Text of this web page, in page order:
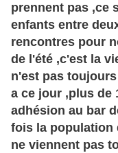
prennent pas ,ce
enfants entre
rencontres pour
de l'été ,c'est la
n'est pas
a ce jour ,plus de
adhésion au bar
fois la population
ne viennent pas